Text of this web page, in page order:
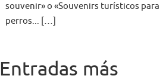
souvenir» o «Souvenirs turísticos para
perros... […]
Entradas más